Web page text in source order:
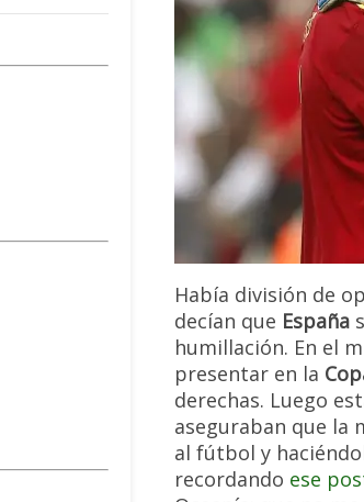
Había división de
decían que España
humillación. En el
presentar en la
derechas. Luego
aseguraban que la
al fútbol y
recordando ese